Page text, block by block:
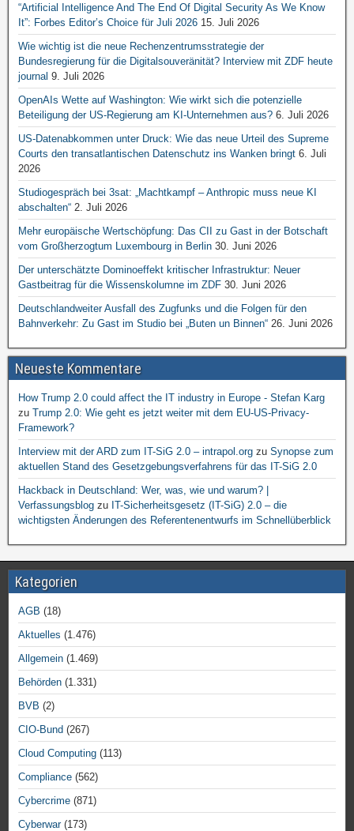
“Artificial Intelligence And The End Of Digital Security As We Know
It”: Forbes Editor’s Choice für Juli 2026 15. Juli 2026
Wie wichtig ist die neue Rechenzentrumsstrategie der
Bundesregierung für die Digitalsouveränität? Interview mit ZDF heute
journal 9. Juli 2026
OpenAIs Wette auf Washington: Wie wirkt sich die potenzielle
Beteiligung der US-Regierung am KI-Unternehmen aus? 6. Juli 2026
US-Datenabkommen unter Druck: Wie das neue Urteil des Supreme
Courts den transatlantischen Datenschutz ins Wanken bringt 6. Juli
2026
Studiogespräch bei 3sat: „Machtkampf – Anthropic muss neue KI
abschalten“ 2. Juli 2026
Mehr europäische Wertschöpfung: Das CII zu Gast in der Botschaft
vom Großherzogtum Luxembourg in Berlin 30. Juni 2026
Der unterschätzte Dominoeffekt kritischer Infrastruktur: Neuer
Gastbeitrag für die Wissenskolumne im ZDF 30. Juni 2026
Deutschlandweiter Ausfall des Zugfunks und die Folgen für den
Bahnverkehr: Zu Gast im Studio bei „Buten un Binnen“ 26. Juni 2026
Neueste Kommentare
How Trump 2.0 could affect the IT industry in Europe - Stefan Karg
zu Trump 2.0: Wie geht es jetzt weiter mit dem EU-US-Privacy-
Framework?
Interview mit der ARD zum IT-SiG 2.0 – intrapol.org zu Synopse zum
aktuellen Stand des Gesetzgebungsverfahrens für das IT-SiG 2.0
Hackback in Deutschland: Wer, was, wie und warum? |
Verfassungsblog zu IT-Sicherheitsgesetz (IT-SiG) 2.0 – die
wichtigsten Änderungen des Referentenentwurfs im Schnellüberblick
Kategorien
AGB (18)
Aktuelles (1.476)
Allgemein (1.469)
Behörden (1.331)
BVB (2)
CIO-Bund (267)
Cloud Computing (113)
Compliance (562)
Cybercrime (871)
Cyberwar(173)